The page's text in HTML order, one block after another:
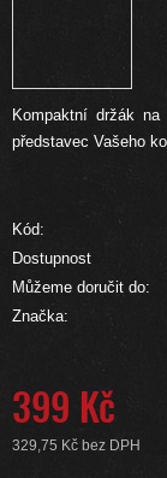
Kompaktní držák
představec Vašeho
Kód:
Dostupnost
Můžeme doručit do:
Značka:
399 Kč
329,75 Kč bez DPH